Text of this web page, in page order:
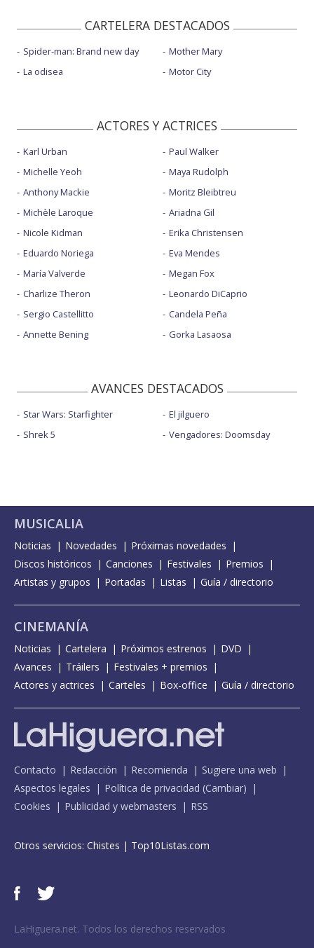
CARTELERA DESTACADOS
Spider-man: Brand new day
La odisea
Mother Mary
Motor City
ACTORES Y ACTRICES
Karl Urban
Michelle Yeoh
Anthony Mackie
Michèle Laroque
Nicole Kidman
Eduardo Noriega
María Valverde
Charlize Theron
Sergio Castellitto
Annette Bening
Paul Walker
Maya Rudolph
Moritz Bleibtreu
Ariadna Gil
Erika Christensen
Eva Mendes
Megan Fox
Leonardo DiCaprio
Candela Peña
Gorka Lasaosa
AVANCES DESTACADOS
Star Wars: Starfighter
Shrek 5
El jilguero
Vengadores: Doomsday
MUSICALIA
Noticias Novedades
Próximas novedades
Discos históricos
Canciones Festivales
Premios
Artistas y grupos
Portadas Listas Guía / directorio
CINEMANÍA
Noticias Cartelera Próximos estrenos
DVD
Avances
Tráilers
Festivales + premios
Actores y actrices
Carteles Box-office Guía / directorio
Contacto Redacción Recomienda
Sugiere una web
Aspectos legales
Política de privacidad (Cambiar)
Cookies
Publicidad y webmasters RSS
Otros servicios: Chistes | Top10Listas.com
LaHiguera.net. Todos los derechos reservados